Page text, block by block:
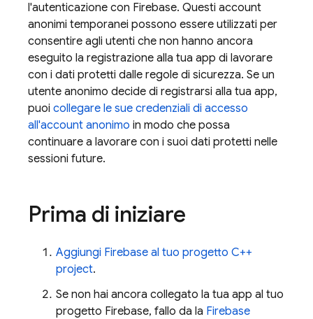
l'autenticazione con Firebase. Questi account
anonimi temporanei possono essere utilizzati per
consentire agli utenti che non hanno ancora
eseguito la registrazione alla tua app di lavorare
con i dati protetti dalle regole di sicurezza. Se un
utente anonimo decide di registrarsi alla tua app,
puoi collegare le sue credenziali di accesso
all'account anonimo in modo che possa
continuare a lavorare con i suoi dati protetti nelle
sessioni future.
Prima di iniziare
Aggiungi Firebase al tuo progetto C++
project.
Se non hai ancora collegato la tua app al tuo
progetto Firebase, fallo da la Firebase